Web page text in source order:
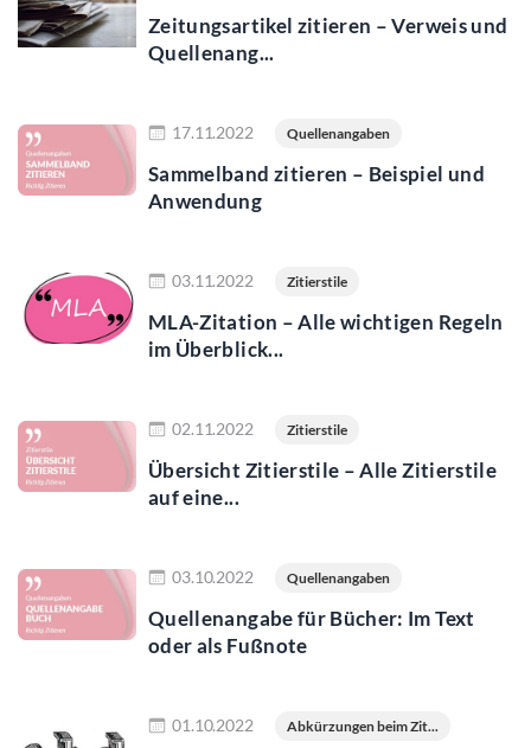
Zeitungsartikel zitieren – Verweis und
Quellenang...
17.11.2022 Quellenangaben
Sammelband zitieren – Beispiel und
Anwendung
03.11.2022 Zitierstile
MLA-Zitation – Alle wichtigen Regeln
im Überblick...
02.11.2022 Zitierstile
Übersicht Zitierstile – Alle Zitierstile
auf eine...
03.10.2022 Quellenangaben
Quellenangabe für Bücher: Im Text
oder als Fußnote
01.10.2022 Abkürzungen beim Zit...